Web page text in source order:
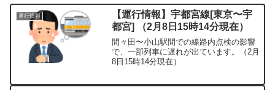
運行情報
【運行情報】宇都宮線[東京〜宇
都宮] （2月8日15時14分現在）
間々田〜小山駅間での線路内点検の影響
で、一部列車に遅れが出ています。（2月
8日15時14分現在）